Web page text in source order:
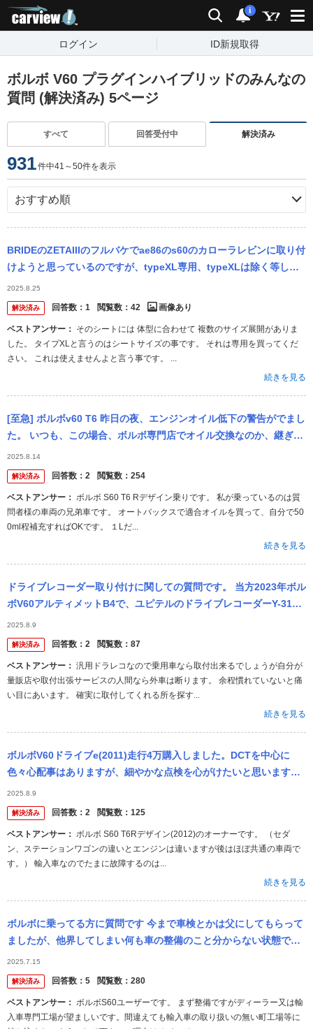
検索 通知
i
ログイン ID新規取得
ボルボ V60 プラグインハイブリッドのみんなの
質問 (解決済み) 5ページ
すべて 回答受付中 解決済み
931件中41～50件を表示
BRIDEのZETAIIIのフルバケでae86のs60のカローラレビンに取り付
けようと思っているのですが、typeXL専用、typeXLは除く等しか
書いてなく、 typeがこの写真はGRとなって...
2025.8.25
解決済み 回答数： 1 閲覧数： 42 画像あり
ベストアンサー：
した。 タイプXLと言うのはシートサイズの事です。 それは専用を買ってくだ
さい。 これは使えませんよと言う事です。 ...
続きを見る
[至急] ボルボv60 T6 昨日の夜、エンジンオイル低下の警告がでまし
た。 いつも、この場合、ボルボ専門店でオイル交換なのか、継ぎ足
しなのかをしてもらっています。 今回、お盆のため専門店が1...
2025.8.14
解決済み 回答数： 2 閲覧数： 254
ベストアンサー：
問者様の車両の兄弟車です。 オートバックスで適合オイルを買って、自分で50
0ml程補充すればOKです。 １Lだ...
続きを見る
ドライブレコーダー取り付けに関しての質問です。 当方2023年ボル
ボV60アルティメットB4で、ユピテルのドライブレコーダーY-3100
もしくはY-3200を付けたいと考えてますが、取り付けは可...
2025.8.9
解決済み 回答数： 2 閲覧数： 87
ベストアンサー：
量販店や取付出張サービスの人間なら外車は断ります。 余程慣れていないと痛
い目にあいます。 確実に取付してくれる所を探す...
続きを見る
ボルボV60ドライブe(2011)走行4万購入しました。DCTを中心に
色々心配事はありますが、細やかな点検を心がけたいと思います。
そこで、質問ですが、同型のボルボを永年維持されてるオーナーが
い...
2025.8.9
解決済み 回答数： 2 閲覧数： 125
ベストアンサー：
ン、ステーションワゴンの違いとエンジンは違いますが後はほぼ共通の車両で
す。） 輸入車なのでたまに故障するのは...
続きを見る
ボルボに乗ってる方に質問です 今まで車検とかは父にしてもらって
ましたが、他界してしまい何も車の整備のこと分からない状態で
す。 メンテナンスを予約してくださいと表示が出るようになりまし
た。 デ...
2025.7.15
解決済み 回答数： 5 閲覧数： 280
ベストアンサー：
入車専門工場が望ましいです。間違えても輸入車の取り扱いの無い町工場等に